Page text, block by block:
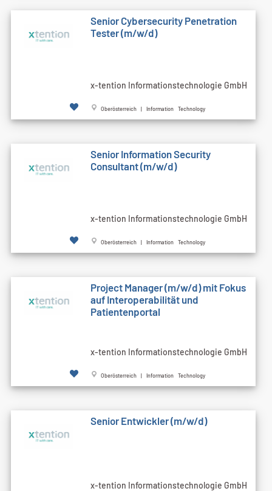
Senior Cybersecurity Penetration
Tester (m/w/d)
x-tention Informationstechnologie GmbH
Oberösterreich | Information Technology
Senior Information Security
Consultant (m/w/d)
x-tention Informationstechnologie GmbH
Oberösterreich | Information Technology
Project Manager (m/w/d) mit Fokus
auf Interoperabilität und
Patientenportal
x-tention Informationstechnologie GmbH
Oberösterreich | Information Technology
Senior Entwickler (m/w/d)
x-tention Informationstechnologie GmbH